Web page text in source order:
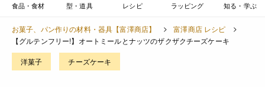
食品・食材 型・道具 レシピ ラッピング 知る・学ぶ
お菓子、パン作りの材料・器具【富澤商店】
富澤商店 レシピ
【グルテンフリー!】オートミールとナッツのザクザクチーズケーキ
洋菓子 チーズケーキ